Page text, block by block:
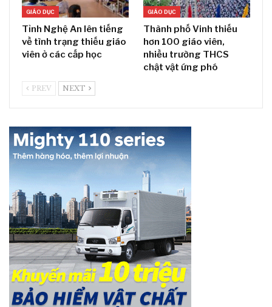
GIÁO DỤC
Tỉnh Nghệ An lên tiếng
về tình trạng thiếu giáo
viên ở các cấp học
GIÁO DỤC
Thành phố Vinh thiếu
hơn 100 giáo viên,
nhiều trường THCS
chật vật ứng phó
PREV NEXT